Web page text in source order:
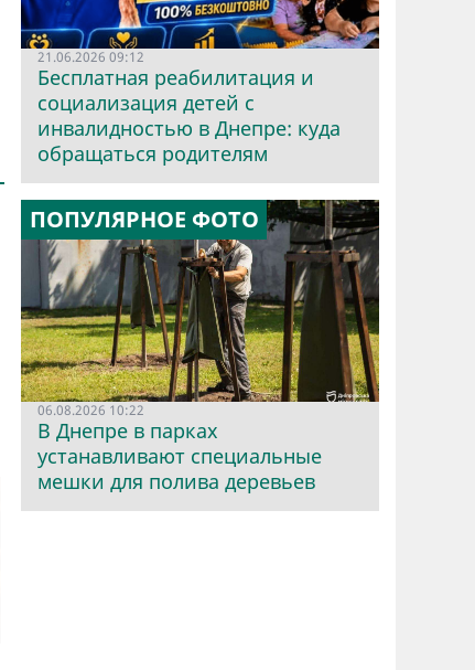
21.06.2026 09:12
Бесплатная реабилитация и
социализация детей с
инвалидностью в Днепре: куда
обращаться родителям
ПОПУЛЯРНОЕ ФОТО
06.08.2026 10:22
В Днепре в парках
устанавливают специальные
мешки для полива деревьев